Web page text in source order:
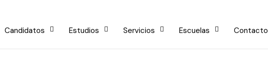
Candidatos Estudios Servicios Escuelas Contacto